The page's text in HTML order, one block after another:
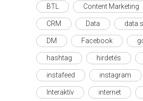
BTL Content Marketing
CRM Data data
DM Facebook
hashtag hirdetés
instafeed instagram
Interaktív internet